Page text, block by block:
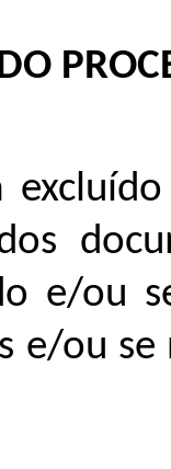
e/ou
e/ou